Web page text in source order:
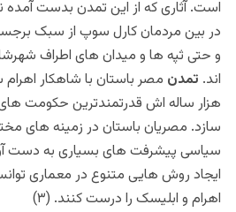
است. آثاری که از این تمدن بدست
در بین مردمان کارل سوپ از سبک
و حتی ثپه ها و میدان های اطراف
اند. تمدن
هزار ساله اش قدرتمندترین حکومت
سازد. مصریان باستان در زمینه های
سیاسی پیشرفت های بسیاری به دست
ایجاد روش هایی متنوع در معماری
اهرام و ابلیسک را درست کنند. (۳)